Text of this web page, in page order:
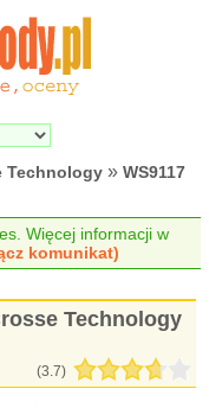
Technology »WS9117
Więcej informacji w
komunikat)
Technology
(3.7)